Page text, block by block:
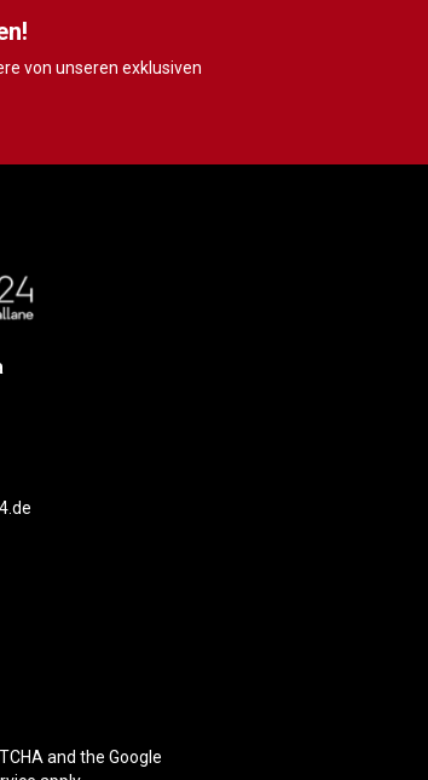
von unseren exklusiven
and the Google